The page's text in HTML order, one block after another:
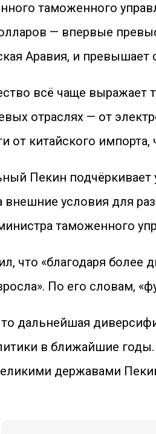
таможенного
— впервые
Аравия, и
всё чаще выражает
отраслях — от
от китайского
Пекин
внешние условия для
таможенного
что «благодаря
По его словам,
дальнейшая
в ближайшие
державами